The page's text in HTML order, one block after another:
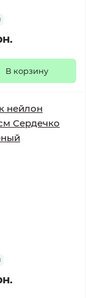
В корзину
нейлон
Сердечко